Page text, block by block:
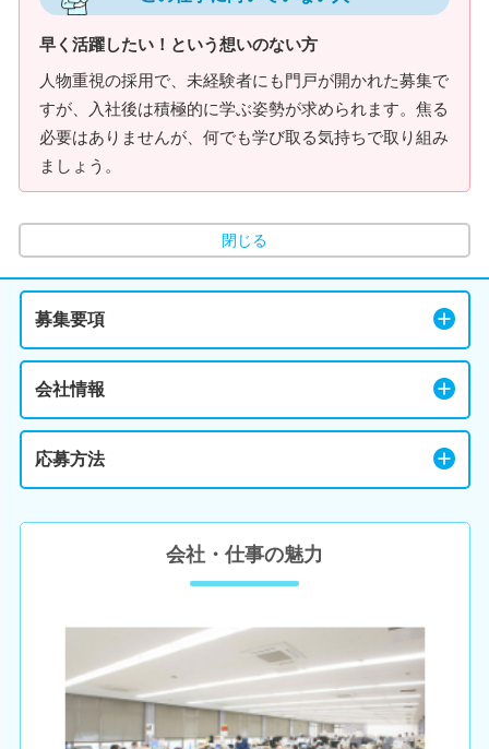
早く活躍したい！という想いのない方
人物重視の採用で、未経験者にも門戸が開かれた募集で
すが、入社後は積極的に学ぶ姿勢が求められます。焦る
必要はありませんが、何でも学び取る気持ちで取り組み
ましょう。
閉じる
募集要項
会社情報
応募方法
会社・仕事の魅力